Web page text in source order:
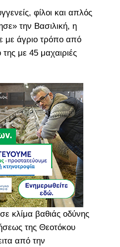
φίλοι και απλός
την Βασιλική, η
με άγριο τρόπο από
με 45 μαχαιριές
κλίμα βαθιάς οδύνης
της Θεοτόκου
από την